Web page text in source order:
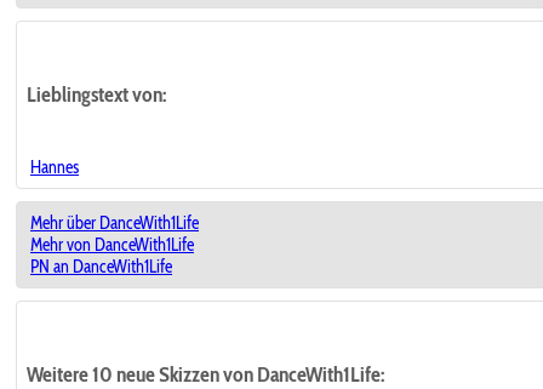
Lieblingstextvon:
Hannes
Mehr über DanceWith1Life
Mehr von DanceWith1Life
PN an DanceWith1Life
Weitere 10 neue Skizzen von DanceWith1Life: